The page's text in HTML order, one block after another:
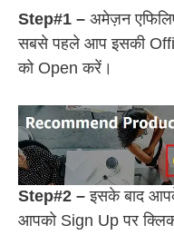
Step#1 – अमेज़न
सबसे पहले आप इसकी
को Open करें।
Step#2 – इसके बाद
आपको Sign Up पर